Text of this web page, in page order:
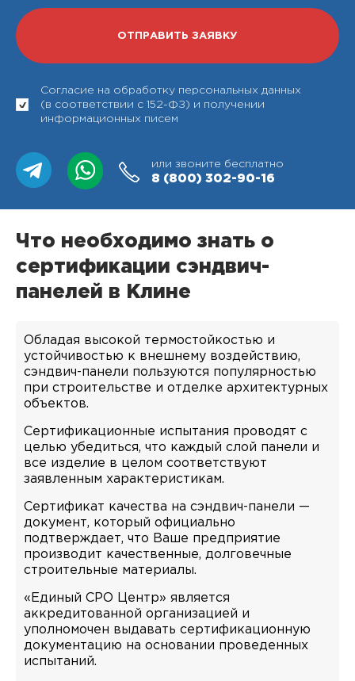
Согласие на обработку персональных данных
(в соответствии с 152-ФЗ) и получении
информационных писем
или звоните бесплатно
8 (800) 302-90-16
Что необходимо знать о
сертификации сэндвич-
панелей в Клине
Обладая высокой термостойкостью и
устойчивостью к внешнему воздействию,
сэндвич-панели пользуются популярностью
при строительстве и отделке архитектурных
объектов.
Сертификационные испытания проводят с
целью убедиться, что каждый слой панели и
все изделие в целом соответствуют
заявленным характеристикам.
Сертификат качества на сэндвич-панели —
документ, который официально
подтверждает, что Ваше предприятие
производит качественные, долговечные
строительные материалы.
«Единый СРО Центр» является
аккредитованной организацией и
уполномочен выдавать сертификационную
документацию на основании проведенных
испытаний.